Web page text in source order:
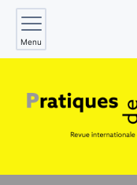
Menu